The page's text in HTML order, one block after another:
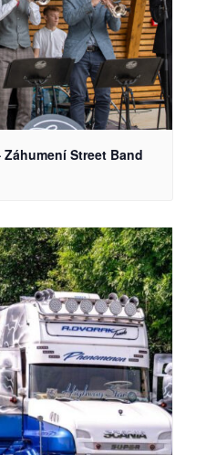
Street Band